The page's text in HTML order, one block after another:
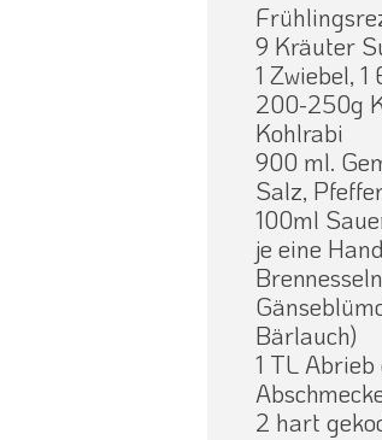
9 Kräuter
1 Zwiebel,
200-250g
Kohlrabi
900 ml.
Salz,
100ml
je eine
Bärlauch)
1 TL
2 hart